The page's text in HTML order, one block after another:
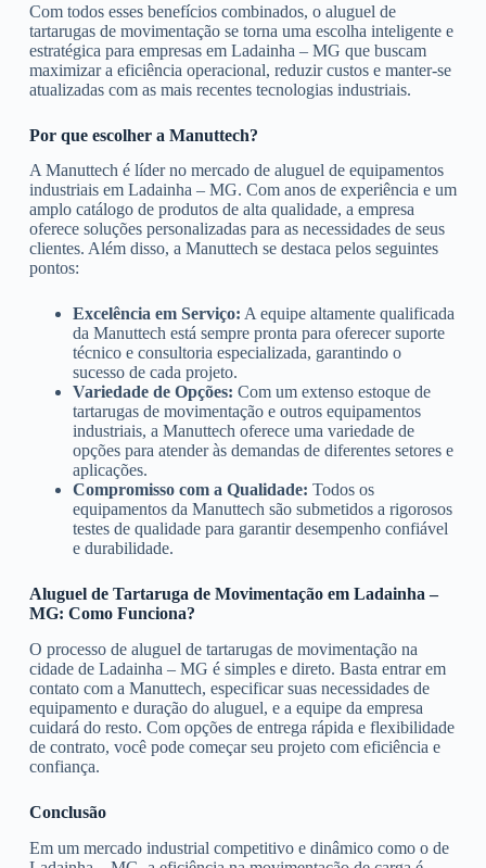
Com todos esses benefícios combinados, o aluguel de
tartarugas de movimentação se torna uma escolha inteligente e
estratégica para empresas em Ladainha – MG que buscam
maximizar a eficiência operacional, reduzir custos e manter-se
atualizadas com as mais recentes tecnologias industriais.
Por que escolher a Manuttech?
A Manuttech é líder no mercado de aluguel de equipamentos
industriais em Ladainha – MG. Com anos de experiência e um
amplo catálogo de produtos de alta qualidade, a empresa
oferece soluções personalizadas para as necessidades de seus
clientes. Além disso, a Manuttech se destaca pelos seguintes
pontos:
Excelência em Serviço: A equipe altamente qualificada
da Manuttech está sempre pronta para oferecer suporte
técnico e consultoria especializada, garantindo o
sucesso de cada projeto.
Variedade de Opções: Com um extenso estoque de
tartarugas de movimentação e outros equipamentos
industriais, a Manuttech oferece uma variedade de
opções para atender às demandas de diferentes setores e
aplicações.
Compromisso com a Qualidade: Todos os
equipamentos da Manuttech são submetidos a rigorosos
testes de qualidade para garantir desempenho confiável
e durabilidade.
Aluguel de Tartaruga de Movimentação em Ladainha –
MG: Como Funciona?
O processo de aluguel de tartarugas de movimentação na
cidade de Ladainha – MG é simples e direto. Basta entrar em
contato com a Manuttech, especificar suas necessidades de
equipamento e duração do aluguel, e a equipe da empresa
cuidará do resto. Com opções de entrega rápida e flexibilidade
de contrato, você pode começar seu projeto com eficiência e
confiança.
Conclusão
Em um mercado industrial competitivo e dinâmico como o de